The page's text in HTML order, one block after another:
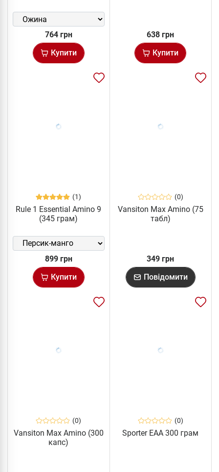
764 грн
Купити
638 грн
Купити
(1)
Rule 1 Essential Amino 9
(345 грам)
899 грн
Купити
(0)
Vansiton Max Amino (75
табл)
349 грн
Повідомити
(0)
Vansiton Max Amino (300
капс)
(0)
Sporter EAA 300 грам